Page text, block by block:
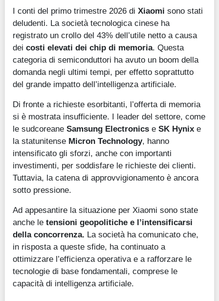
I conti del primo trimestre 2026 di Xiaomi sono stati
deludenti. La società tecnologica cinese ha
registrato un crollo del 43% dell’utile netto a causa
dei costi elevati dei chip di memoria. Questa
categoria di semiconduttori ha avuto un boom della
domanda negli ultimi tempi, per effetto soprattutto
del grande impatto dell’intelligenza artificiale.
Di fronte a richieste esorbitanti, l’offerta di memoria
si è mostrata insufficiente. I leader del settore, come
le sudcoreane Samsung Electronics e SK Hynix e
la statunitense Micron Technology, hanno
intensificato gli sforzi, anche con importanti
investimenti, per soddisfare le richieste dei clienti.
Tuttavia, la catena di approvvigionamento è ancora
sotto pressione.
Ad appesantire la situazione per Xiaomi sono state
anche le tensioni geopolitiche e l’intensificarsi
della concorrenza. La società ha comunicato che,
in risposta a queste sfide, ha continuato a
ottimizzare l’efficienza operativa e a rafforzare le
tecnologie di base fondamentali, comprese le
capacità di intelligenza artificiale.